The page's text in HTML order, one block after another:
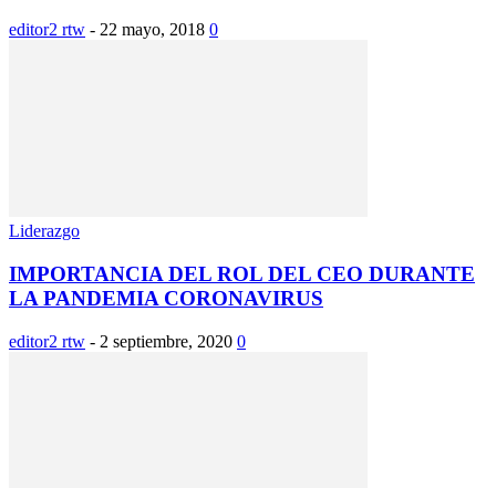
editor2 rtw - 22 mayo, 2018 0
Liderazgo
IMPORTANCIA DEL ROL DEL CEO DURANTE
LA PANDEMIA CORONAVIRUS
editor2 rtw - 2 septiembre, 2020 0